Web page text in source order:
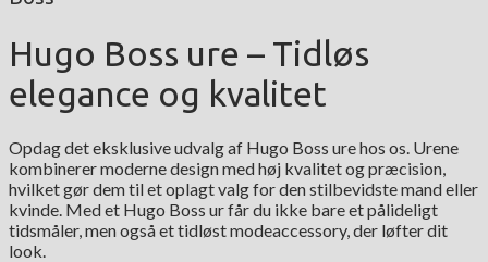
Hugo Boss ure – Tidløs
elegance og kvalitet
Opdag det eksklusive udvalg af Hugo Boss ure hos os. Urene
kombinerer moderne design med høj kvalitet og præcision,
hvilket gør dem til et oplagt valg for den stilbevidste mand eller
kvinde. Med et Hugo Boss ur får du ikke bare et pålideligt
tidsmåler, men også et tidløst modeaccessory, der løfter dit
look.